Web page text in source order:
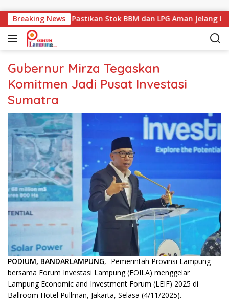
Breaking News
Lampung Pastikan Stok BBM dan LPG Aman Jelang
Gubernur Mirza Tegaskan
Komitmen Jadi Pusat Investasi
Sumatra
PODIUM, BANDARLAMPUNG, -Pemerintah Provinsi Lampung
bersama Forum Investasi Lampung (FOILA) menggelar
Lampung Economic and Investment Forum (LEIF) 2025 di
Ballroom Hotel Pullman, Jakarta, Selasa (4/11/2025).